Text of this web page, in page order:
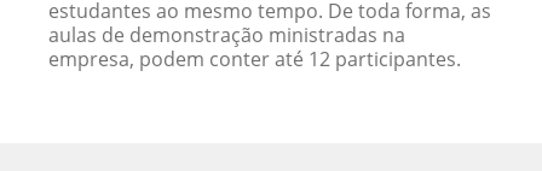
estudantes ao mesmo tempo. De toda forma, as
aulas de demonstração ministradas na
empresa, podem conter até 12 participantes.